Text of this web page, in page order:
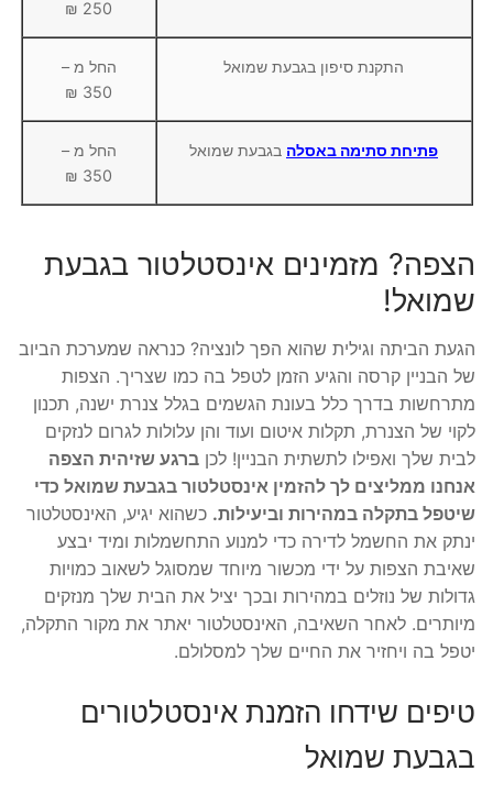
250 ₪
התקנת סיפון בגבעת שמואל
החל מ –
350 ₪
פתיחת סתימה באסלה בגבעת שמואל
החל מ –
350 ₪
הצפה? מזמינים אינסטלטור בגבעת
שמואל!
הגעת הביתה וגילית שהוא הפך לונציה? כנראה שמערכת הביוב
של הבניין קרסה והגיע הזמן לטפל בה כמו שצריך. הצפות
מתרחשות בדרך כלל בעונת הגשמים בגלל צנרת ישנה, תכנון
לקוי של הצנרת, תקלות איטום ועוד והן עלולות לגרום לנזקים
לבית שלך ואפילו לתשתית הבניין! לכן ברגע שזיהית הצפה
אנחנו ממליצים לך להזמין אינסטלטור בגבעת שמואל כדי
שיטפל בתקלה במהירות וביעילות. כשהוא יגיע, האינסטלטור
ינתק את החשמל לדירה כדי למנוע התחשמלות ומיד יבצע
שאיבת הצפות על ידי מכשור מיוחד שמסוגל לשאוב כמויות
גדולות של נוזלים במהירות ובכך יציל את הבית שלך מנזקים
מיותרים. לאחר השאיבה, האינסטלטור יאתר את מקור התקלה,
יטפל בה ויחזיר את החיים שלך למסלולם.
טיפים שידחו הזמנת אינסטלטורים
בגבעת שמואל